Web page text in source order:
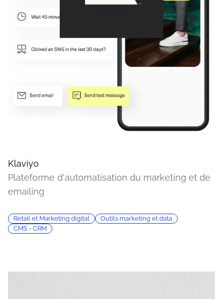
Klaviyo
Plateforme d'automatisation du marketing et de
emailing
Retail et Marketing digital
Outils marketing et data
CMS - CRM